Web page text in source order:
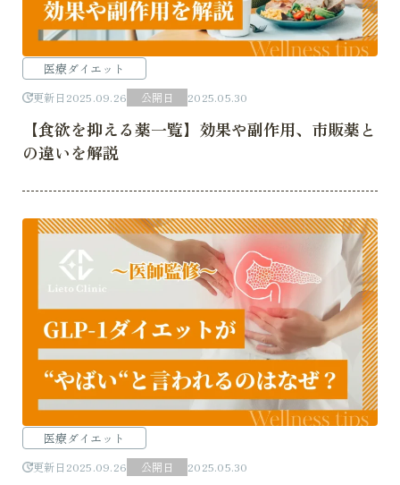
医療ダイエット
更新日 2025.09.26 公開日 2025.05.30
【食欲を抑える薬一覧】効果や副作用、市販薬と
の違いを解説
医療ダイエット
更新日 2025.09.26 公開日 2025.05.30